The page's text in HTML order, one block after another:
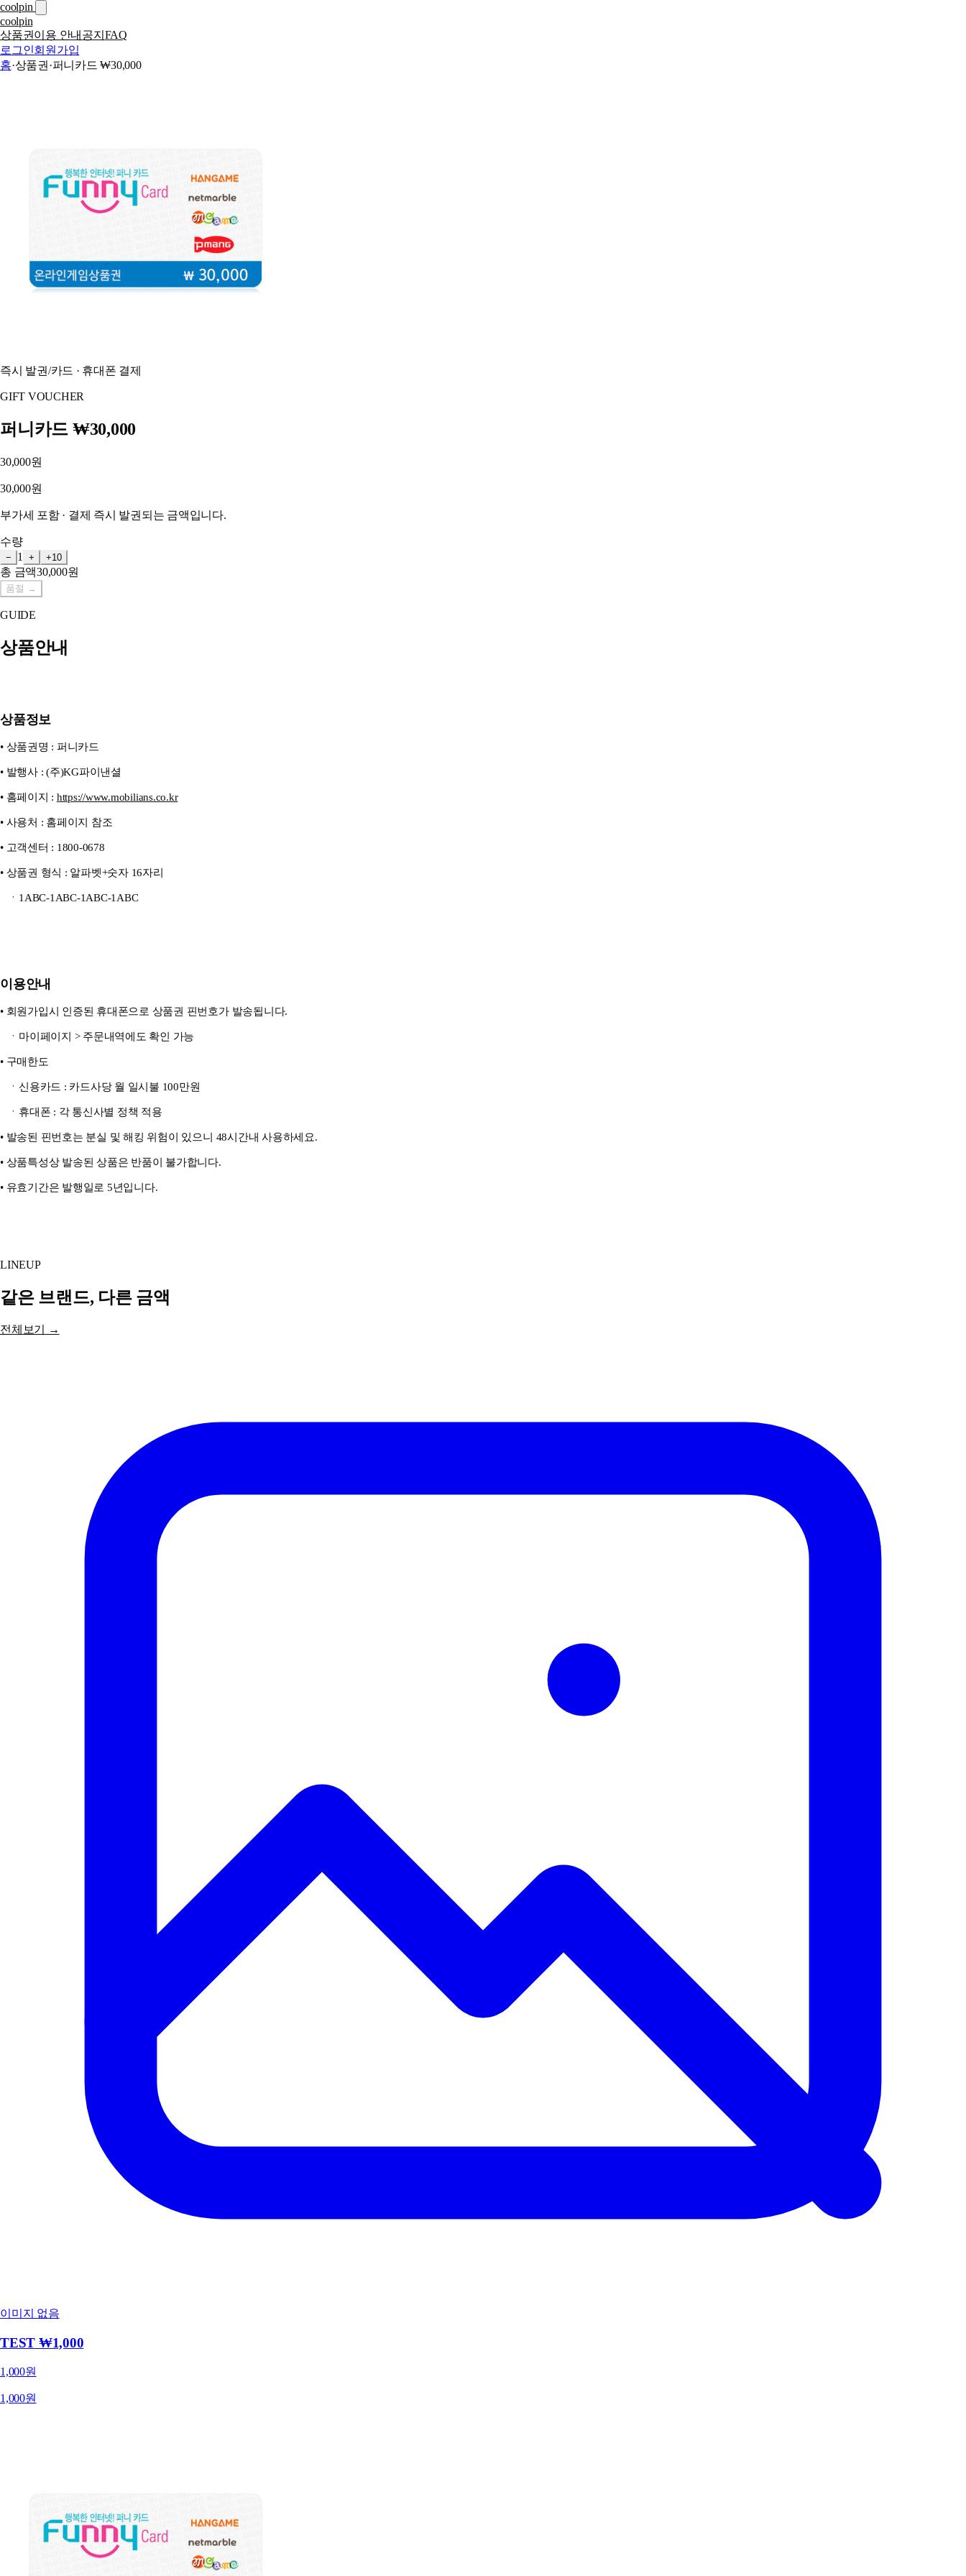
coolpin
coolpin
상품권이용 안내 공지 FAQ
로그인회원가입
홈·상품권 ·퍼니카드 ₩30,000
즉시 발권/카드 · 휴대폰 결제
GIFT VOUCHER
퍼니카드 ₩30,000
30,000원
30,000원
부가세 포함 · 결제 즉시 발권되는 금액입니다.
수량
− 1 + +10
총 금액30,000원
품절 →
GUIDE
상품안내
상품정보
• 상품권명 : 퍼니카드
• 발행사 : (주)KG파이낸셜
• 홈페이지 : https://www.mobilians.co.kr
• 사용처 : 홈페이지 참조
• 고객센터 : 1800-0678
• 상품권 형식 : 알파벳+숫자 16자리
ㆍ1ABC-1ABC-1ABC-1ABC
이용안내
• 회원가입시 인증된 휴대폰으로 상품권 핀번호가 발송됩니다.
ㆍ마이페이지 > 주문내역에도 확인 가능
• 구매한도
ㆍ신용카드 : 카드사당 월 일시불 100만원
ㆍ휴대폰 : 각 통신사별 정책 적용
• 발송된 핀번호는 분실 및 해킹 위험이 있으니 48시간내 사용하세요.
• 상품특성상 발송된 상품은 반품이 불가합니다.
• 유효기간은 발행일로 5년입니다.
LINEUP
같은 브랜드, 다른 금액
전체보기 →
이미지 없음
TEST ₩1,000
1,000원
1,000원